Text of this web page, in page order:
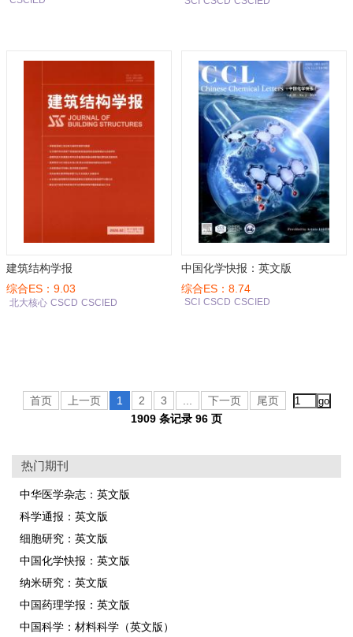
建筑结构学报
综合ES：9.03
北大核心 CSCD CSCIED
中国化学快报：英文版
综合ES：8.74
SCI CSCD CSCIED
首页 上一页 1 2 3 下一页
尾页
1909 条记录 96 页
热门期刊
中华医学杂志：英文版
科学通报：英文版
细胞研究：英文版
中国化学快报：英文版
纳米研究：英文版
中国药理学报：英文版
中国科学：材料科学（英文版）